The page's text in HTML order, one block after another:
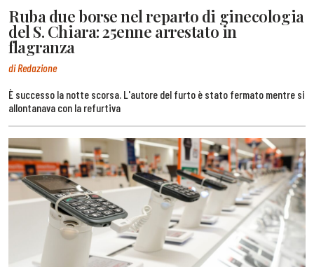
Ruba due borse nel reparto di ginecologia
del S. Chiara: 25enne arrestato in
flagranza
di Redazione
È successo la notte scorsa. L'autore del furto è stato fermato mentre si
allontanava con la refurtiva